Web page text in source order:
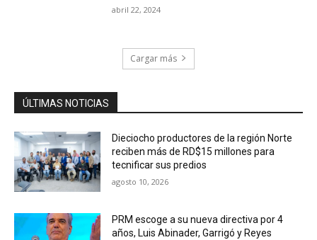
abril 22, 2024
Cargar más
ÚLTIMAS NOTICIAS
Dieciocho productores de la región Norte
reciben más de RD$15 millones para
tecnificar sus predios
agosto 10, 2026
PRM escoge a su nueva directiva por 4
años, Luis Abinader, Garrigó y Reyes